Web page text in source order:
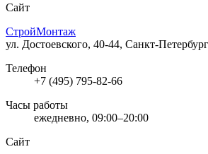
Сайт
СтройМонтаж
ул. Достоевского, 40-44, Санкт-Петербург
Телефон
+7 (495) 795-82-66
Часы работы
ежедневно, 09:00–20:00
Сайт